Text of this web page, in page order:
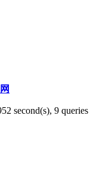
second(s), 9 queries